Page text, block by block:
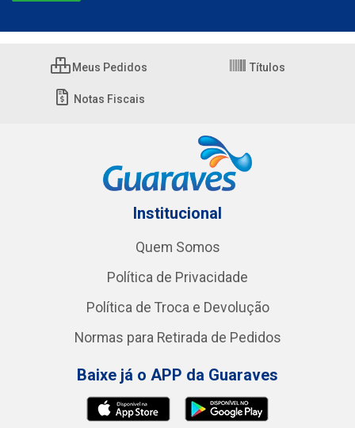
Meus Pedidos Títulos
Notas Fiscais
Institucional
Quem Somos
Política de Privacidade
Política de Troca e Devolução
Normas para Retirada de Pedidos
Baixe já o APP da Guaraves